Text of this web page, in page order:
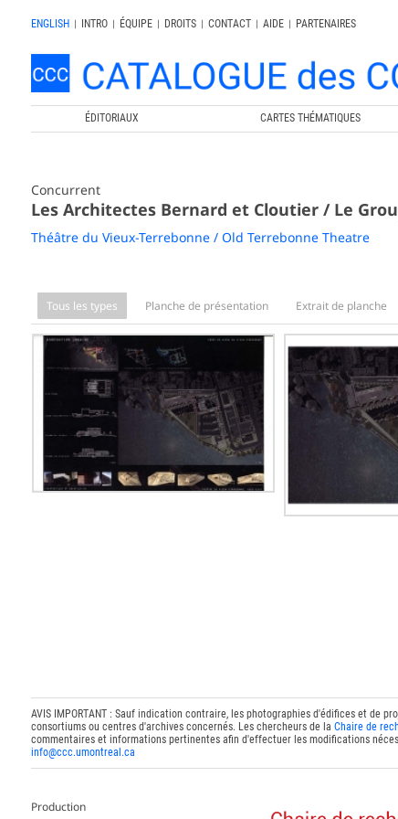
ENGLISH | INTRO | ÉQUIPE | DROITS | CONTACT | AIDE |
PARTENAIRES
ÉDITORIAUX CARTES THÉMATIQUES
Concurrent
Les Architectes Bernard et Cloutier / Le
Théâtre du Vieux-Terrebonne / Old Terrebonne Theatre
Tous les types Planche de présentation Extrait de planche
AVIS IMPORTANT : Sauf indication contraire, les photographies d'édifices et de
consortiums ou centres d'archives concernés. Les chercheurs de la Chaire de
commentaires et informations pertinentes afin d'effectuer les modifications
info@ccc.umontreal.ca
Production